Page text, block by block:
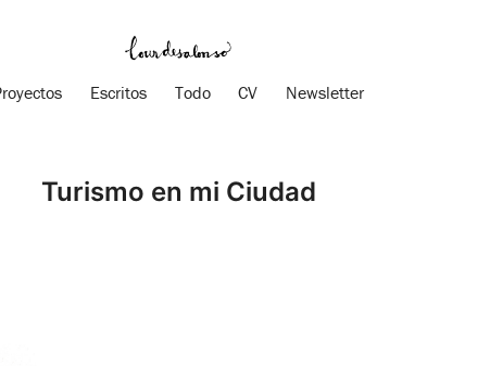
Escritos Todo CV Newsletter
Turismo en mi Ciudad